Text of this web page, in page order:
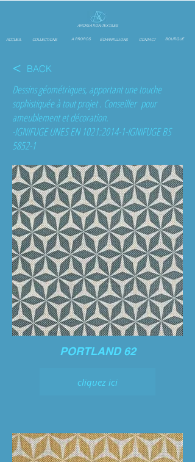
ARCREATION-TEXTILES
ACCUEIL COLLECTIONS A PROPOS ÉCHANTILLIONS CONTACT BOUTIQUE
< BACK
Dessins géométriques, apportant une touche
sophistiquée à tout projet . Conseiller pour
ameublement et décoration.
-IGNIFUGE UNES EN 1021:2014-1-IGNIFUGE BS
5852-1
PORTLAND 62
cliquez ici